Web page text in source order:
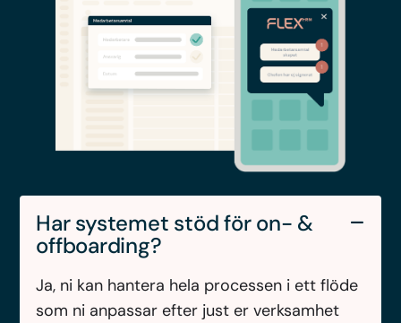
Har systemet stöd för on- &
offboarding?
Ja, ni kan hantera hela processen i ett flöde
som ni anpassar efter just er verksamhet